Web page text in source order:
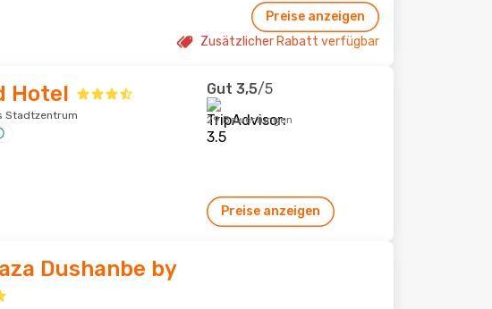
Preise anzeigen
Zusätzlicher Rabatt verfügbar
Hotel
Stadtzentrum
Gut 3,5/5
29 Bewertungen
Preise anzeigen
Dushanbe by